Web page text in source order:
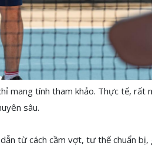
mang tính tham khảo. Thực tế, rất
sâu.
từ cách cầm vợt, tư thế chuẩn